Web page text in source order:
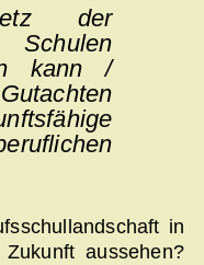
der
kann /
in
aussehen?